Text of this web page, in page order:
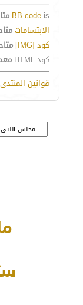
BB code is
الابتسامات
كود [IMG]
كود HTML
قوانين المنتدى